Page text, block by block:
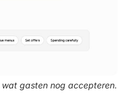
gasten nog accepteren.